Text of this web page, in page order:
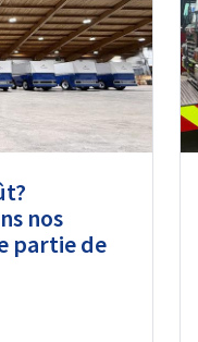
nos
partie de